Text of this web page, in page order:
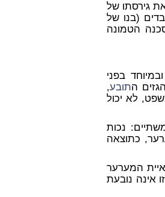
גירסתו של
(בנו של
הטמונה
בפני
התובע,
לא יכול
בשיעור משוקלל של 50%, המורכב משתיים: נכות
המערער, כתוצאה
המערער
זו אינה נובעת